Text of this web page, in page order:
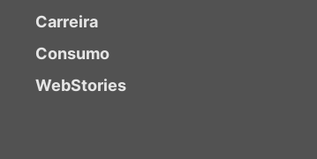
Carreira
Consumo
WebStories